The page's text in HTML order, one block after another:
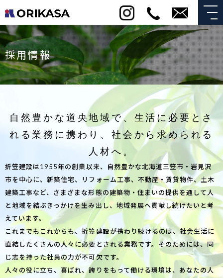
採用情報
自然豊かな道央地域で、 生活に必要とさ
れる業務に携わり、 社会から求められる
人材へ。
折笠建設は1955年の創業以来、自然豊かな北海道三笠市・岩見沢
市を中心に、新築住宅、リフォーム工事、不動産・賃貸物件、土木
建築工事など、さまざまな形態の建築物・住まいの提供を通して人
と地域を結ぶきっかけを生み出し、地域発展へ貢献し続けたいと考
えています。
これまでもこれからも、折笠建設が携わり続けるのは、社会生活に
直結したくさんの人々に必要とされる業務です。そのためには、同
じ志を持った社員の力が不可欠です。
人々の役に立ち、喜ばれ、誇りをもって働ける環境は、あなたの人